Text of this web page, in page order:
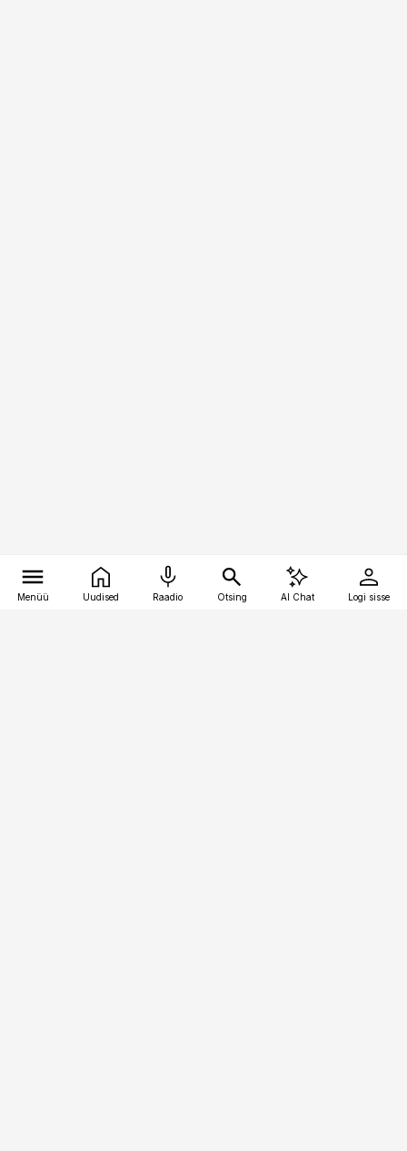
Menüü Uudised Raadio Otsing AI Chat Logi sisse